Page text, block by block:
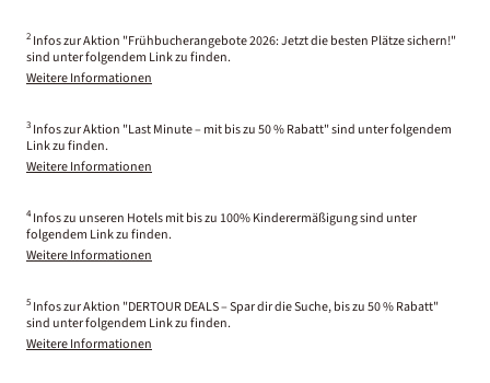
2 Infos zur Aktion "Frühbucherangebote 2026: Jetzt die besten Plätze sichern!"
sind unter folgendem Link zu finden.
Weitere Informationen
3 Infos zur Aktion "Last Minute – mit bis zu 50 % Rabatt" sind unter folgendem
Link zu finden.
Weitere Informationen
4 Infos zu unseren Hotels mit bis zu 100% Kinderermäßigung sind unter
folgendem Link zu finden.
Weitere Informationen
5 Infos zur Aktion "DERTOUR DEALS – Spar dir die Suche, bis zu 50 % Rabatt"
sind unter folgendem Link zu finden.
Weitere Informationen